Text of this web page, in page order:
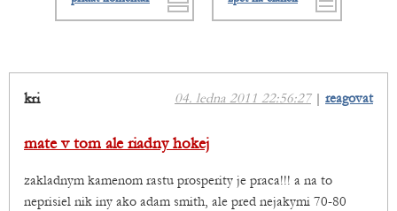
04. ledna 2011 22:56:27| reagovat
kri
mate v tom ale riadny hokej
zakladnym kamenom rastu prosperity je praca!!! a na to
neprisiel nik iny ako adam smith, ale pred nejakymi 70-80